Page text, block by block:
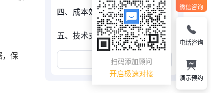
，保
四、成本效益
五、技术支持
展开更多
微信咨询
扫码添加顾问
开启极速对接
电话咨询
演示预约